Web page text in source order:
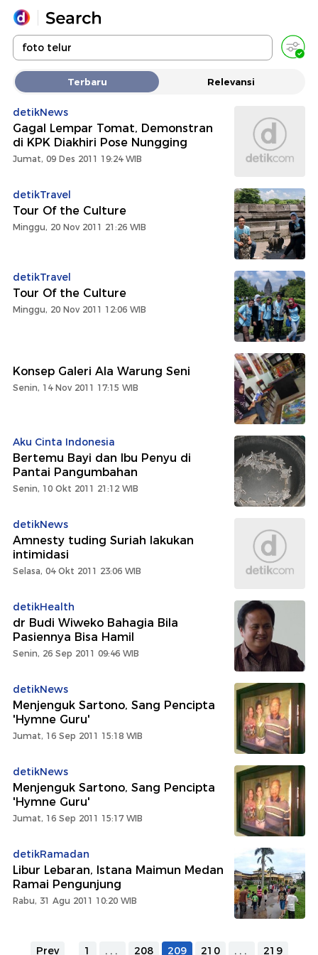
Yang sedang ramai dicari
Loading...
Promoted
Terbaru Relevansi
detikNews
Gagal Lempar Tomat, Demonstran
di KPK Diakhiri Pose Nungging
Jumat, 09 Des 2011 19:24 WIB
detikTravel
Tour Of the Culture
Minggu, 20 Nov 2011 21:26 WIB
detikTravel
Tour Of the Culture
Minggu, 20 Nov 2011 12:06 WIB
Konsep Galeri Ala Warung Seni
Senin, 14 Nov 2011 17:15 WIB
Aku Cinta Indonesia
Bertemu Bayi dan Ibu Penyu di
Pantai Pangumbahan
Senin, 10 Okt 2011 21:12 WIB
detikNews
Amnesty tuding Suriah lakukan
intimidasi
Selasa, 04 Okt 2011 23:06 WIB
detikHealth
dr Budi Wiweko Bahagia Bila
Pasiennya Bisa Hamil
Senin, 26 Sep 2011 09:46 WIB
detikNews
Menjenguk Sartono, Sang Pencipta
'Hymne Guru'
Jumat, 16 Sep 2011 15:18 WIB
detikNews
Menjenguk Sartono, Sang Pencipta
'Hymne Guru'
Jumat, 16 Sep 2011 15:17 WIB
detikRamadan
Libur Lebaran, Istana Maimun Medan
Ramai Pengunjung
Rabu, 31 Agu 2011 10:20 WIB
Prev 1 ... 208 209 210 ... 219